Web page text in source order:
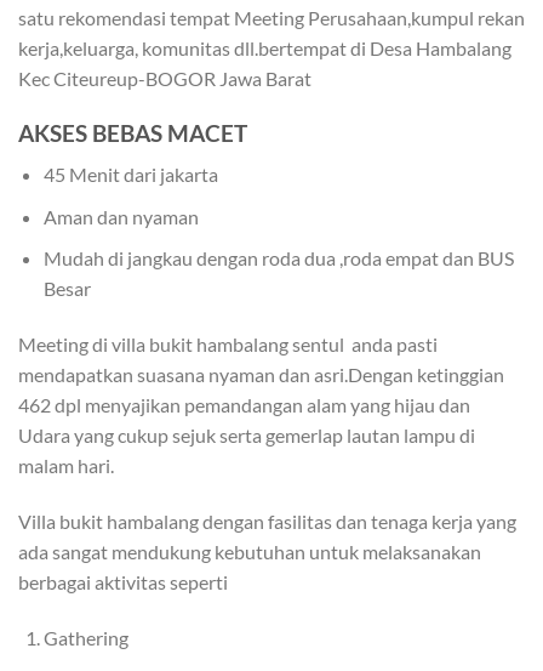
satu rekomendasi tempat Meeting Perusahaan,kumpul rekan
kerja,keluarga, komunitas dll.bertempat di Desa Hambalang
Kec Citeureup-BOGOR Jawa Barat
AKSES BEBAS MACET
45 Menit dari jakarta
Aman dan nyaman
Mudah di jangkau dengan roda dua ,roda empat dan BUS
Besar
Meeting di villa bukit hambalang sentul anda pasti
mendapatkan suasana nyaman dan asri.Dengan ketinggian
462 dpl menyajikan pemandangan alam yang hijau dan
Udara yang cukup sejuk serta gemerlap lautan lampu di
malam hari.
Villa bukit hambalang dengan fasilitas dan tenaga kerja yang
ada sangat mendukung kebutuhan untuk melaksanakan
berbagai aktivitas seperti
Gathering